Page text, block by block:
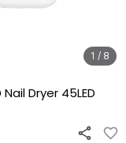
1 / 8
Dryer 45LED